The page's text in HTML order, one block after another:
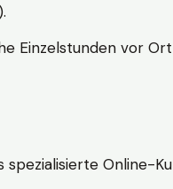
Einzelstunden vor
Online-